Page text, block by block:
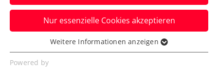
Die ÖTV-Nachwuchshoffnung überzeugt
bei einem U16-Turnier in Slowenien im
Einzel und im Doppel.
Verfasst von: Manuel Wachta, 29.06.2022
Nur essenzielle Cookies akzeptieren
Essenziell
Essenzielle Cookies werden für grundlegende
Weitere Informationen anzeigen
Powered by